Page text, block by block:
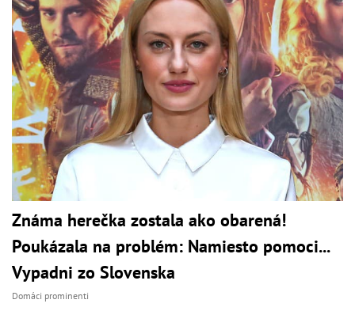
Známa herečka zostala ako obarená!
Poukázala na problém: Namiesto pomoci...
Vypadni zo Slovenska
Domáci prominenti